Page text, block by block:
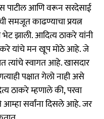
पाटील आणि वरून सरदेसाई
समजूत काढण्याचा प्रयत्न
झाली. आदित्य ठाकरे यांनी
यांचे मन खूप मोठे आहे. जे
त्यांचे स्वागत आहे. खासदार
पक्षात गेलो नाही असे
ठाकरे म्हणाले की, परवा
सर्वांना दिसले आहे. जर